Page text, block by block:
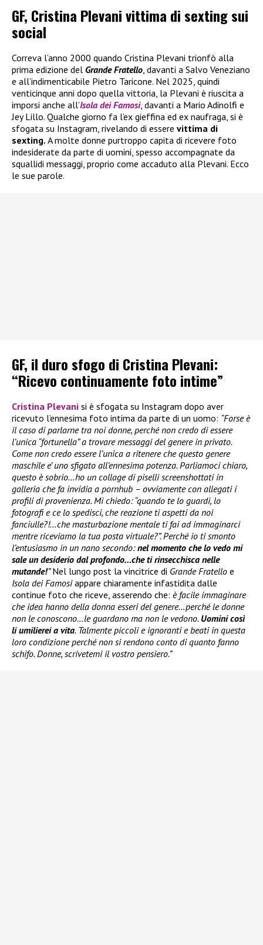
GF, Cristina Plevani vittima di sexting sui
social
Correva l’anno 2000 quando Cristina Plevani trionfò alla
prima edizione del Grande Fratello , davanti a Salvo Veneziano
e all’indimenticabile Pietro Taricone. Nel 2025, quindi
venticinque anni dopo quella vittoria, la Plevani è riuscita a
imporsi anche all’Isola dei Famosi, davanti a Mario Adinolfi e
Jey Lillo. Qualche giorno fa l’ex gieffina ed ex naufraga, si è
sfogata su Instagram, rivelando di essere vittima di
sexting. A molte donne purtroppo capita di ricevere foto
indesiderate da parte di uomini, spesso accompagnate da
squallidi messaggi, proprio come accaduto alla Plevani. Ecco
le sue parole.
GF, il duro sfogo di Cristina Plevani:
“Ricevo continuamente foto intime”
Cristina Plevani si è sfogata su Instagram dopo aver
ricevuto l’ennesima foto intima da parte di un uomo: “Forse è
il caso di parlarne tra noi donne, perché non credo di essere
l’unica “fortunella” a trovare messaggi del genere in privato.
Come non credo essere l’unica a ritenere che questo genere
maschile e’ uno sfigato all’ennesima potenza. Parliamoci chiaro,
questo è sobrio…ho un collage di piselli screenshottati in
galleria che fa invidia a pornhub – ovviamente con allegati i
profili di provenienza. Mi chiedo: “quando te lo guardi, lo
fotografi e ce lo spedisci, che reazione ti aspetti da noi
fanciulle?!…che masturbazione mentale ti fai ad immaginarci
mentre riceviamo la tua posta virtuale?”. Perché io ti smonto
l’entusiasmo in un nano secondo:nel momento che lo vedo mi
sale un desiderio dal profondo…che ti rinsecchisca nelle
mutande!”Nel lungo post la vincitrice di Grande Fratello e
Isola dei Famosiappare chiaramente infastidita dalle
continue foto che riceve, asserendo che: è facile immaginare
che idea hanno della donna esseri del genere…perché le donne
non le conoscono…le guardano ma non le vedono. Uomini così
li umilierei a vita. Talmente piccoli e ignoranti e beati in questa
loro condizione perché non si rendono conto di quanto fanno
schifo. Donne, scrivetemi il vostro pensiero.”